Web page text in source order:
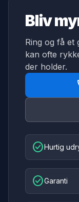
Bliv
Ring og få et
kan ofte
der holder.
check_circleHurtig
check_circleGaranti